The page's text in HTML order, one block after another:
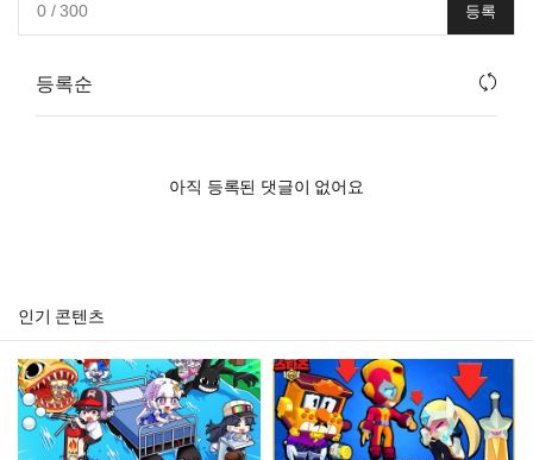
0/ 300 등록
등록순
아직 등록된 댓글이 없어요
인기 콘텐츠